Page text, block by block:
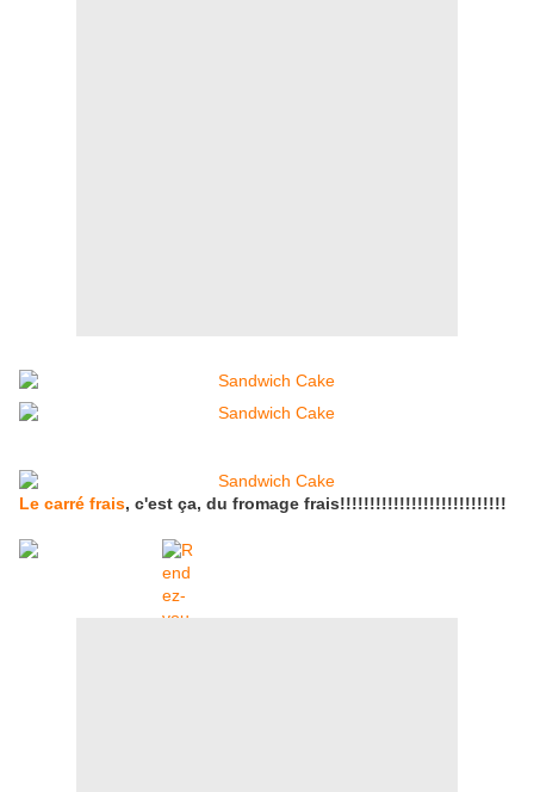
Le carré frais, c'est ça, du fromage frais!!!!!!!!!!!!!!!!!!!!!!!!!!!!